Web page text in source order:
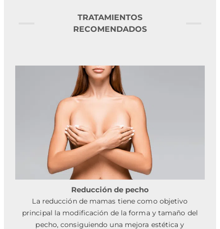
TRATAMIENTOS
RECOMENDADOS
Reducción de pecho
La reducción de mamas tiene como objetivo
principal la modificación de la forma y tamaño del
pecho, consiguiendo una mejora estética y